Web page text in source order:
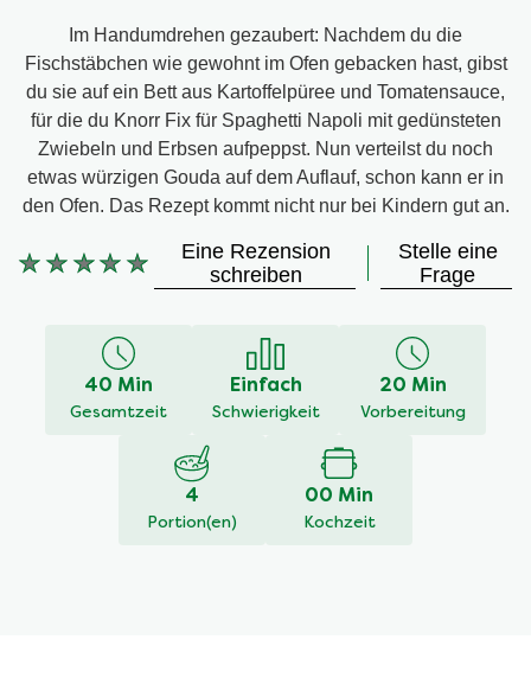
Im Handumdrehen gezaubert: Nachdem du die
Fischstäbchen wie gewohnt im Ofen gebacken hast, gibst
du sie auf ein Bett aus Kartoffelpüree und Tomatensauce,
für die du Knorr Fix für Spaghetti Napoli mit gedünsteten
Zwiebeln und Erbsen aufpeppst. Nun verteilst du noch
etwas würzigen Gouda auf dem Auflauf, schon kann er in
den Ofen. Das Rezept kommt nicht nur bei Kindern gut an.
Keine
abgegeben
Eine Rezension
schreiben
Stelle eine
Frage
40 Min
Gesamtzeit
Einfach
Schwierigkeit
20 Min
Vorbereitung
4
Portion(en)
00 Min
Kochzeit